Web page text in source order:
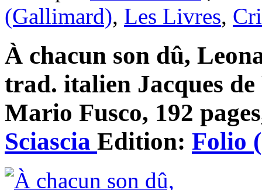
(Gallimard), Les Livres,
À chacun son dû,
trad. italien Jacques
Mario Fusco, 192
Sciascia Edition: Folio